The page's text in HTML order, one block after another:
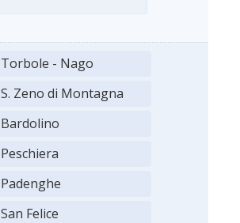
Torbole - Nago
S. Zeno di Montagna
Bardolino
Peschiera
Padenghe
San Felice